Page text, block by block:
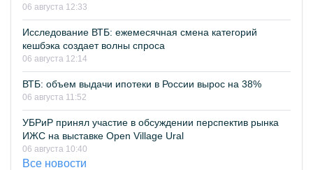
06 августа 12:33
Исследование ВТБ: ежемесячная смена категорий
кешбэка создает волны спроса
06 августа 12:14
ВТБ: объем выдачи ипотеки в России вырос на 38%
06 августа 11:52
УБРиР принял участие в обсуждении перспектив рынка
ИЖС на выставке Open Village Ural
06 августа 10:40
Все новости